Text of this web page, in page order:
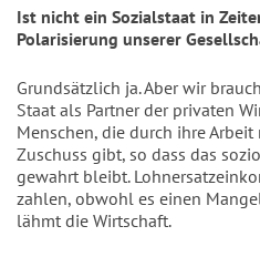
Ist nicht ein Sozialstaat in
Polarisierung unserer
Grundsätzlich ja. Aber wir
Staat als Partner der privaten
Menschen, die durch ihre
Zuschuss gibt, so dass das
gewahrt bleibt.
zahlen, obwohl es einen
lähmt die Wirtschaft.